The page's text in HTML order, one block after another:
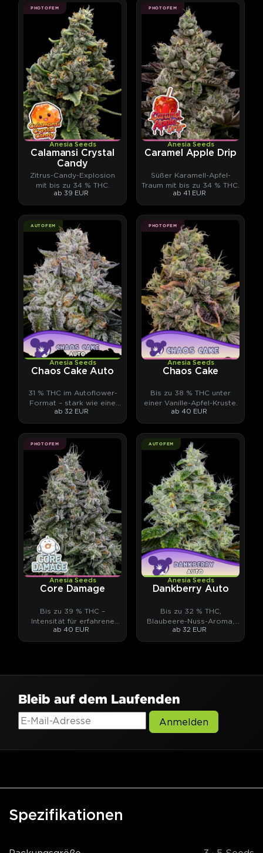
PHOTOFEM
Anesia Seeds
Calamansi Crystal
Candy
Zitrus-Candy-Explosion
mit bis zu 34 % THC.
ab 39 EUR
PHOTOFEM
Anesia Seeds
Caramel Apple Drip
Süßer Karamell-Apfel-
Traum mit bis zu 34 % THC.
ab 41 EUR
AUTOFEM
Anesia Seeds
Chaos Cake Auto
31 % THC im Autoflower-
Format – stark wie eine
Photoperiodische.
ab 32 EUR
PHOTOFEM
Anesia Seeds
Chaos Cake
Bis zu 38 % THC unter
einer Vanille-Apfel-Kruste.
ab 40 EUR
PHOTOFEM
Anesia Seeds
Core Damage
Bis zu 39 % THC –
Intensität für erfahrene
Genießer.
ab 40 EUR
AUTOFEM
Anesia Seeds
Dankberry Auto
Bis zu 32 % THC,
Blaubeere-Nuss-Aroma,
Ernte in 8-9 Wochen.
ab 32 EUR
Bleib auf dem Laufenden
Anmelden
Spezifikationen